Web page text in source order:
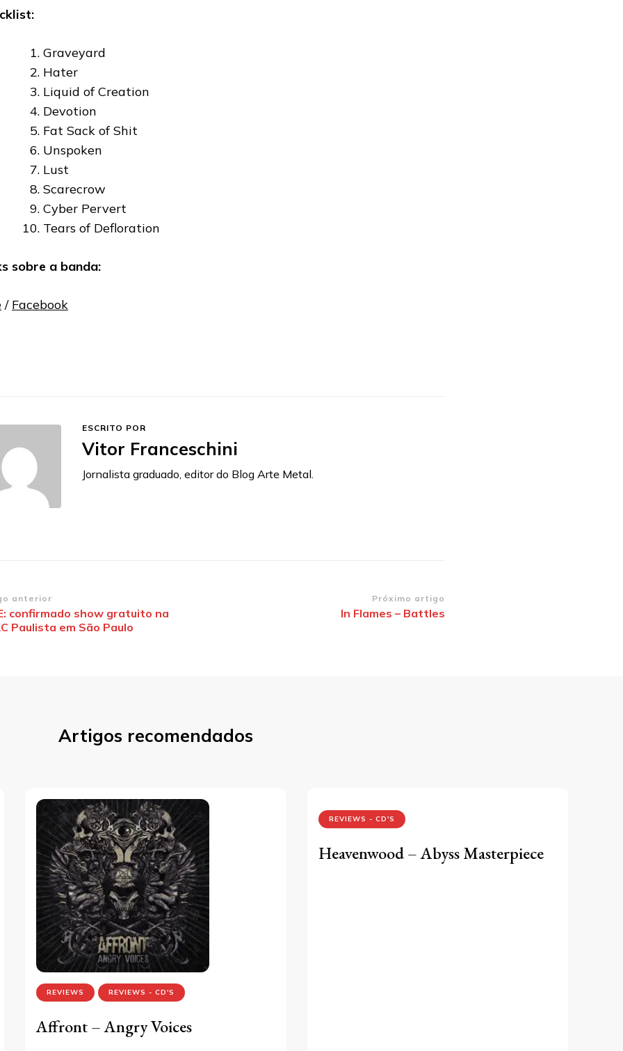
Graveyard
Hater
Liquid of Creation
Devotion
Fat Sack of Shit
Unspoken
Lust
Scarecrow
Cyber Pervert
Tears of Defloration
sobre a banda:
/ Facebook
ESCRITO POR
Vitor Franceschini
Jornalista graduado, editor do Blog Arte Metal.
anterior
confirmado show gratuito na
Paulista em São Paulo
Próximo artigo
In Flames – Battles
Artigos recomendados
REVIEWS REVIEWS - CD'S
Affront – Angry Voices
REVIEWS - CD'S
Heavenwood – Abyss Masterpiece